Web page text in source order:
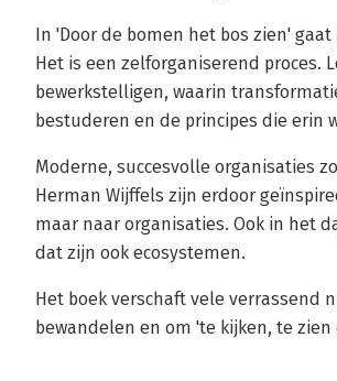
In 'Door de bomen het bos zien'
Het is een zelforganiserend proces.
bewerkstelligen, waarin
bestuderen en de principes die erin
Moderne, succesvolle organisaties
Herman Wijffels zijn erdoor
maar naar organisaties. Ook in het
dat zijn ook ecosystemen.
Het boek verschaft vele verrassend
bewandelen en om 'te kijken, te